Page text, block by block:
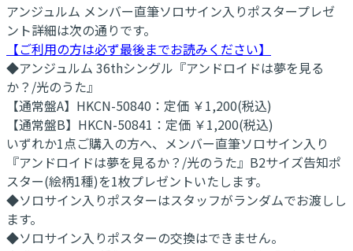
アンジュルム メンバー直筆ソロサイン入りポスタープレゼ
ント詳細は次の通りです。
【ご利用の方は必ず最後までお読みください】
◆アンジュルム 36thシングル『アンドロイドは夢を見る
か？/光のうた』
【通常盤A】HKCN-50840：定価 ￥1,200(税込)
【通常盤B】HKCN-50841：定価 ￥1,200(税込)
いずれか1点ご購入の方へ、メンバー直筆ソロサイン入り
『アンドロイドは夢を見るか？/光のうた』B2サイズ告知ポ
スター(絵柄1種)を1枚プレゼントいたします。
◆ソロサイン入りポスターはスタッフがランダムでお渡しし
ます。
◆ソロサイン入りポスターの交換はできません。